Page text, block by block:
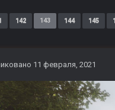
142 143 144 145
11 февраля, 2021